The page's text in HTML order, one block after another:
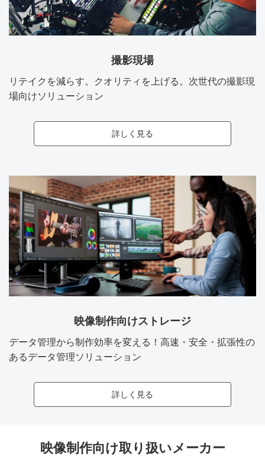
撮影現場
リテイクを減らす。クオリティを上げる。次世代の撮影現
場向けソリューション
詳しく見る
映像制作向けストレージ
データ管理から制作効率を変える！高速・安全・拡張性の
あるデータ管理ソリューション
詳しく見る
映像制作向け取り扱いメーカー